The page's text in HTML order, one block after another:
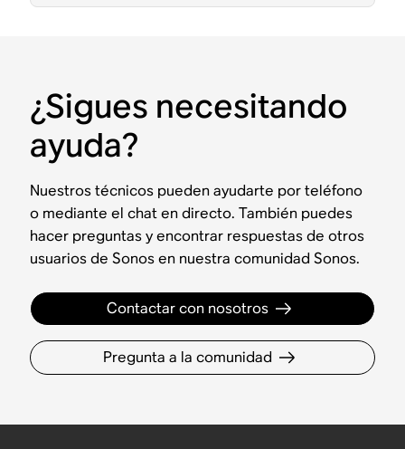
¿Sigues necesitando
ayuda?
Nuestros técnicos pueden ayudarte por teléfono
o mediante el chat en directo. También puedes
hacer preguntas y encontrar respuestas de otros
usuarios de Sonos en nuestra comunidad Sonos.
Contactar con nosotros
Pregunta a la comunidad